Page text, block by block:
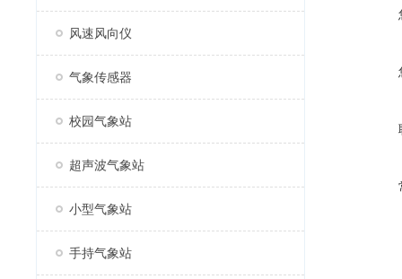
风速风向仪
气象传感器
校园气象站
超声波气象站
小型气象站
手持气象站